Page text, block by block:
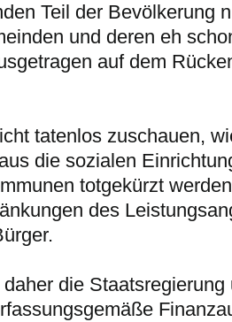
Teil der Bevölkerung
und deren eh
auf dem
tatenlos zuschauen,
die sozialen
totgekürzt
des
die